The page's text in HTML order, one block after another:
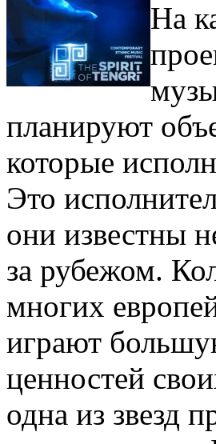
На
планируют
которые
Это
они известны
за рубежом.
многих
играют
ценностей
одна из звезд